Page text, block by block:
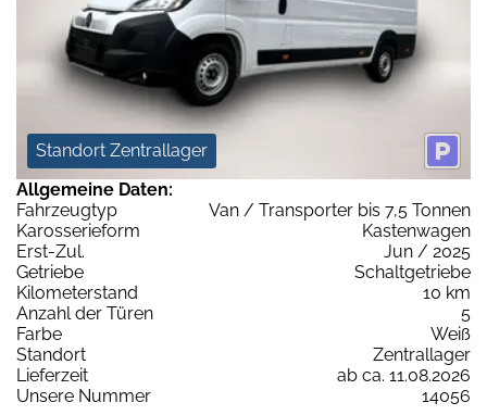
Standort Zentrallager
Allgemeine Daten:
Fahrzeugtyp
Van / Transporter bis 7,5 Tonnen
Karosserieform
Kastenwagen
Erst-Zul.
Jun / 2025
Getriebe
Schaltgetriebe
Kilometerstand
10 km
Anzahl der Türen
5
Farbe
Weiß
Standort
Zentrallager
Lieferzeit
ab ca. 11.08.2026
Unsere Nummer
14056